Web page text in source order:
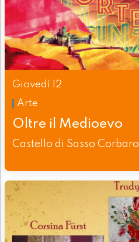
Giovedì 12
Arte
Oltre il Medioevo
Castello di Sasso Corbaro